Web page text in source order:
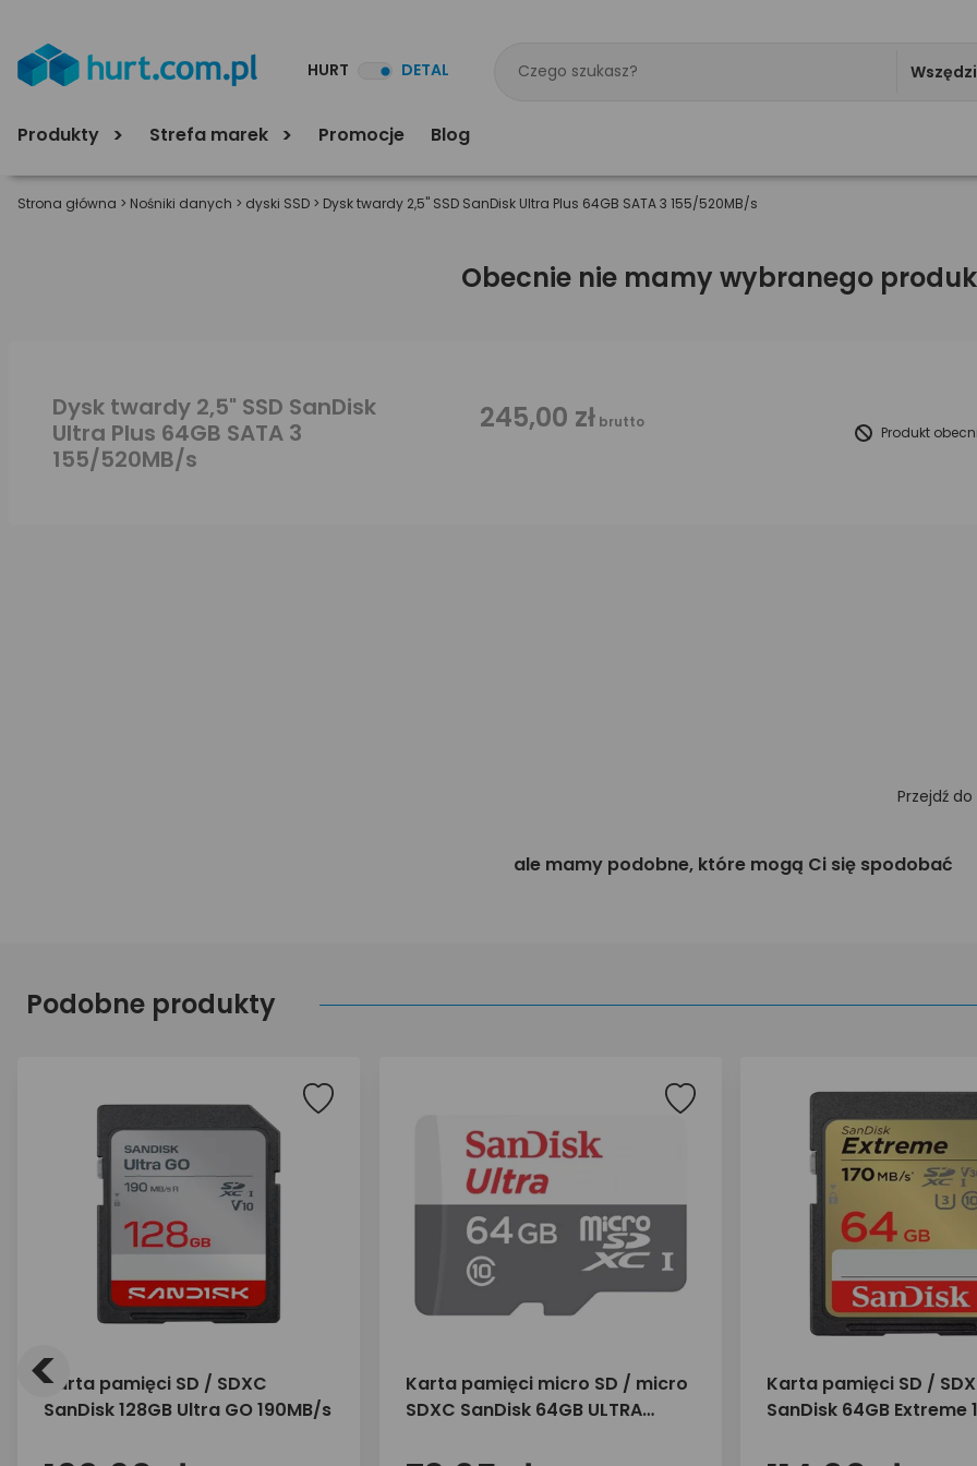
HURT DETAL
Produkty Strefa marek Promocje Blog
Strona główna > Nośniki danych > dyski SSD > Dysk twardy 2,5" SSD SanDisk Ultra Plus 64GB SATA 3 155/520MB/s
Obecnie nie mamy wybranego
Dysk twardy 2,5" SSD SanDisk
Ultra Plus 64GB SATA 3
155/520MB/s
245,00 zł brutto
Produkt
Przejdź do
ale mamy podobne, które mogą Ci się spodobać
Podobne produkty
Karta pamięci SD / SDXC
SanDisk 128GB Ultra GO 190MB/s
Karta pamięci micro SD / micro
SDXC SanDisk 64GB ULTRA
Karta pamięci SD /
SanDisk 64GB Extreme
<